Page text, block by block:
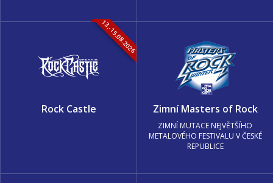
13.-15.08.2026
Rock Castle Zimní Masters of Rock
ZIMNÍ MUTACE NEJVĚTŠÍHO
METALOVÉHO FESTIVALU V ČESKÉ
REPUBLICE